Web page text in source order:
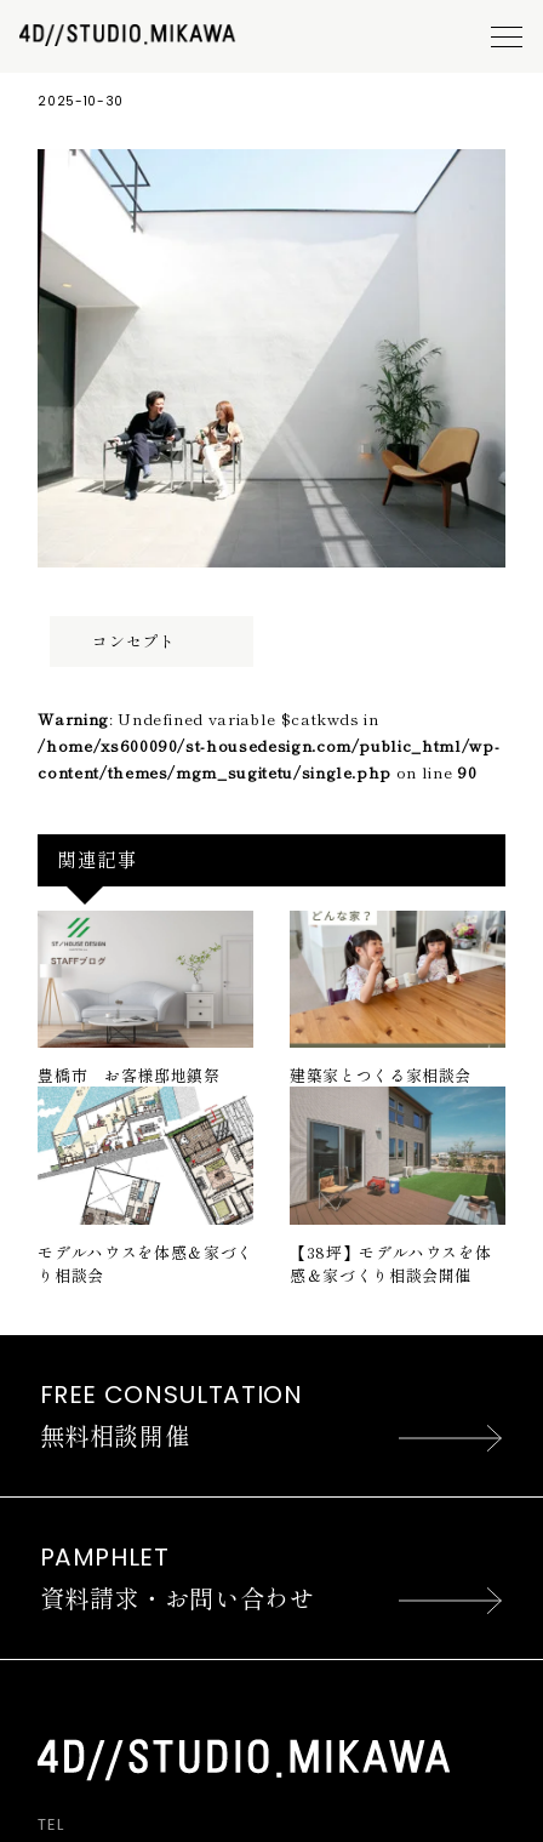
concept5
2025-10-30
コンセプト
Warning: Undefined variable $catkwds in
/home/xs600090/st-housedesign.com/public_html/wp-
content/themes/mgm_sugitetu/single.php on line 90
関連記事
豊橋市 お客様邸地鎮祭 建築家とつくる家相談会
モデルハウスを体感＆家づく
り相談会
【38坪】モデルハウスを体
感＆家づくり相談会開催
FREE CONSULTATION
無料相談開催
PAMPHLET
資料請求・お問い合わせ
TEL